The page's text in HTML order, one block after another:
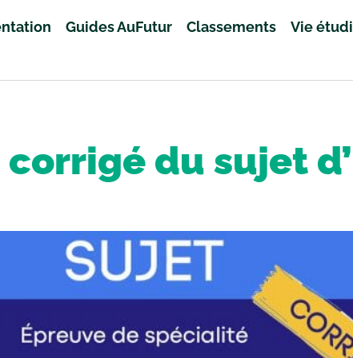
Guides AuFutur Classements Vie
du sujet